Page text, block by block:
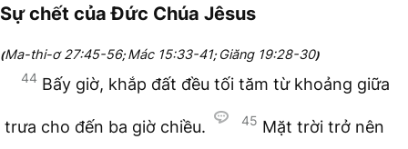
Sự chết của Đức Chúa Jêsus
(Ma-thi-ơ 27:45-56;Mác 15:33-41; Giăng 19:28-30)
44 Bấy giờ, khắp đất đều tối tăm từ khoảng giữa
trưa cho đến ba giờ chiều. 45 Mặt trời trở nên